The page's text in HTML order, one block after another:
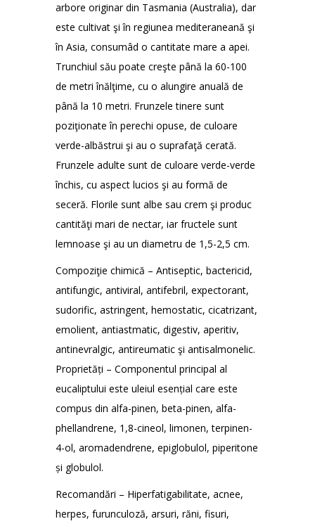
arbore originar din Tasmania (Australia), dar
este cultivat şi în regiunea mediteraneană şi
în Asia, consumâd o cantitate mare a apei.
Trunchiul său poate creşte până la 60-100
de metri înălţime, cu o alungire anuală de
până la 10 metri. Frunzele tinere sunt
poziţionate în perechi opuse, de culoare
verde-albăstrui şi au o suprafaţă cerată.
Frunzele adulte sunt de culoare verde-verde
închis, cu aspect lucios şi au formă de
seceră. Florile sunt albe sau crem şi produc
cantităţi mari de nectar, iar fructele sunt
lemnoase şi au un diametru de 1,5-2,5 cm.
Compoziţie chimică – Antiseptic, bactericid,
antifungic, antiviral, antifebril, expectorant,
sudorific, astringent, hemostatic, cicatrizant,
emolient, antiastmatic, digestiv, aperitiv,
antinevralgic, antireumatic şi antisalmonelic.
Proprietăți – Componentul principal al
eucaliptului este uleiul esențial care este
compus din alfa-pinen, beta-pinen, alfa-
phellandrene, 1,8-cineol, limonen, terpinen-
4-ol, aromadendrene, epiglobulol, piperitone
și globulol.
Recomandări – Hiperfatigabilitate, acnee,
herpes, furunculoză, arsuri, răni, fisuri,